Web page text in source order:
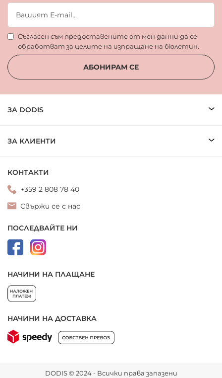
Съгласен съм предоставените от мен данни да се
обработват за целите на изпращане на бюлетин.
АБОНИРАМ СЕ
ЗА DODIS
ЗА КЛИЕНТИ
КОНТАКТИ
+359 2 808 78 40
Свържи се с нас
ПОСЛЕДВАЙТЕ НИ
НАЧИНИ НА ПЛАЩАНЕ
НАЧИНИ НА ДОСТАВКА
DODIS © 2024 - Всички права запазени